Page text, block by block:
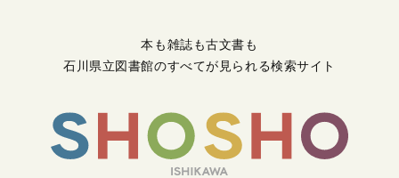
本も雑誌も古文書も
石川県立図書館のすべてが見られる検索サイト